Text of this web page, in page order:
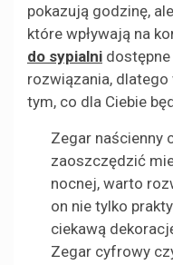
pokazują godzinę,
które wpływają na
do sypialni
rozwiązania,
tym, co dla Ciebie
Zegar naścienny
zaoszczędzić
nocnej, warto
on nie tylko
ciekawą
Zegar cyfrowy